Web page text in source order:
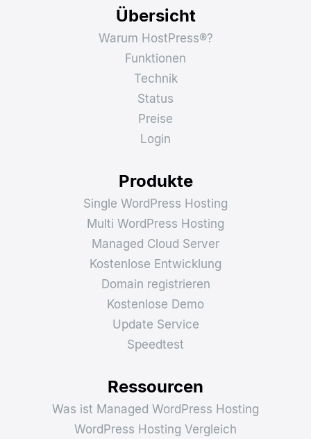
Übersicht
Warum HostPress®?
Funktionen
Technik
Status
Preise
Login
Produkte
Single WordPress Hosting
Multi WordPress Hosting
Managed Cloud Server
Kostenlose Entwicklung
Domain registrieren
Kostenlose Demo
Update Service
Speedtest
Ressourcen
Was ist Managed WordPress Hosting
WordPress Hosting Vergleich